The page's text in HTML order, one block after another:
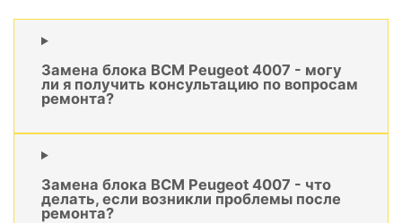
Замена блока BCM Peugeot 4007 - могу
ли я получить консультацию по вопросам
ремонта?
Замена блока BCM Peugeot 4007 - что
делать, если возникли проблемы после
ремонта?